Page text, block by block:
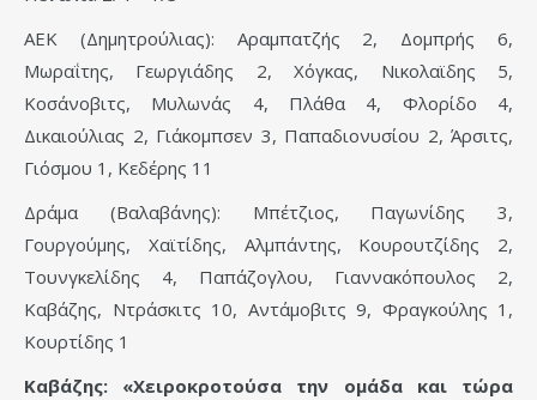
AEK (Δημητρούλιας): Αραμπατζής 2, Δομπρής 6,
Μωραΐτης, Γεωργιάδης 2, Χόγκας, Νικολαϊδης 5,
Κοσάνοβιτς, Μυλωνάς 4, Πλάθα 4, Φλορίδο 4,
Δικαιούλιας 2, Γιάκομπσεν 3, Παπαδιονυσίου 2, Άρσιτς,
Γιόσμου 1, Κεδέρης 11
Δράμα (Βαλαβάνης): Μπέτζιος, Παγωνίδης 3,
Γουργούμης, Χαϊτίδης, Αλμπάντης, Κουρουτζίδης 2,
Τουνγκελίδης 4, Παπάζογλου, Γιαννακόπουλος 2,
Καβάζης, Ντράσκιτς 10, Αντάμοβιτς 9, Φραγκούλης 1,
Κουρτίδης 1
Καβάζης: «Χειροκροτούσα την ομάδα και τώρα